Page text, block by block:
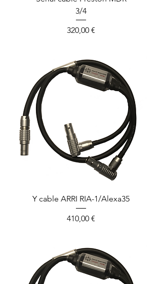
3/4
Prix
320,00 €
Y cable ARRI RIA-1/Alexa35
Prix
410,00 €